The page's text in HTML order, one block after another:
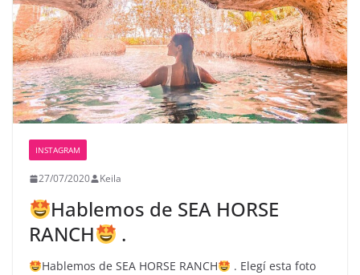
INSTAGRAM
27/07/2020 Keila
Hablemos de SEA HORSE
RANCH
.
Hablemos de SEA HORSE RANCH
. Elegí esta foto